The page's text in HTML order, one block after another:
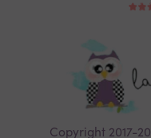
Copyright 2017-